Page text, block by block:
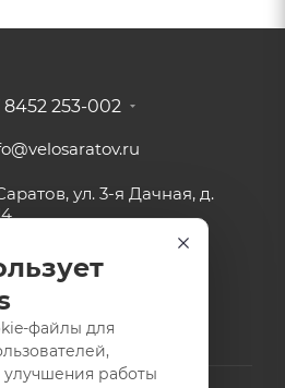
8452 253-002
ул. 3-я Дачная, д.
файлы для
работы